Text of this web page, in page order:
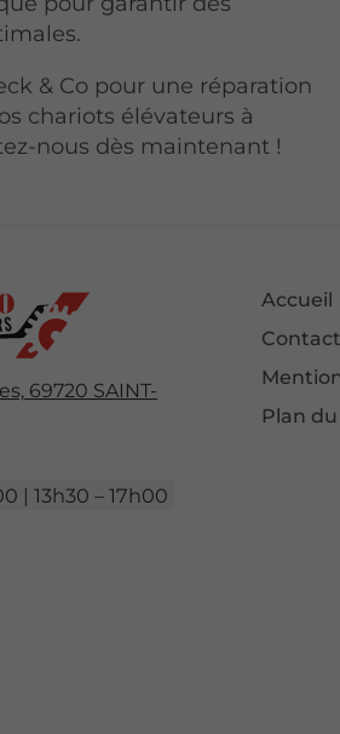
& Co pour une réparation
chariots élévateurs à
nous dès maintenant !
69720 SAINT-
| 13h30 – 17h00
Accueil
Plan